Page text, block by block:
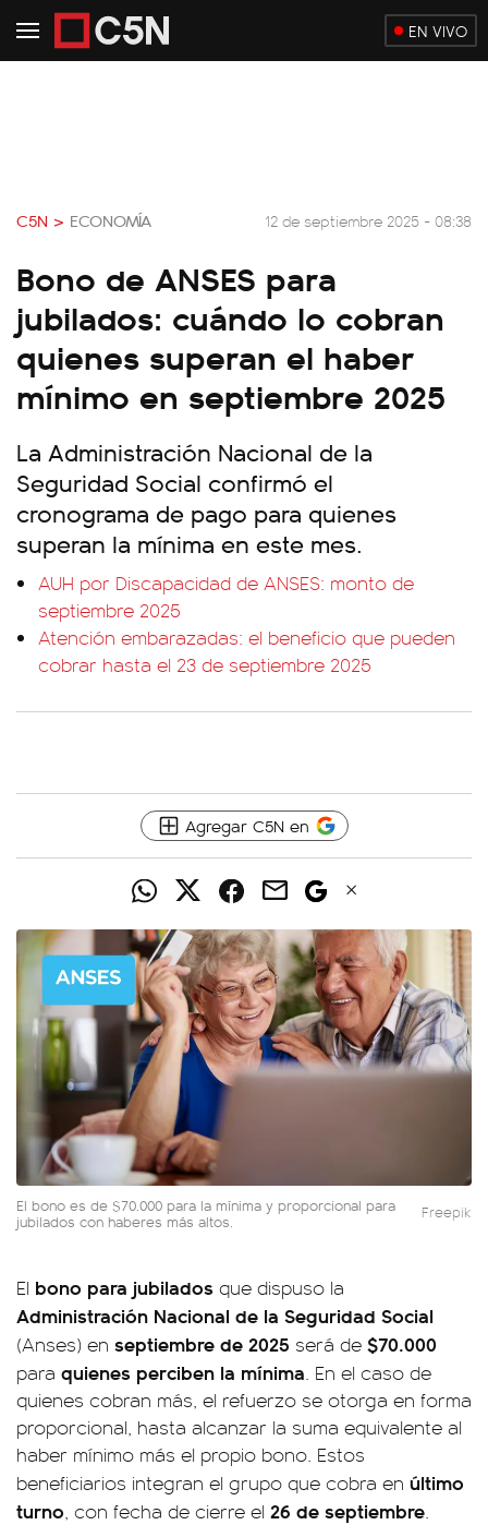
EN VIVO
C5N > ECONOMÍA 12 de septiembre 2025 - 08:38
Bono de ANSES para
jubilados: cuándo lo cobran
quienes superan el haber
mínimo en septiembre 2025
La Administración Nacional de la
Seguridad Social confirmó el
cronograma de pago para quienes
superan la mínima en este mes.
AUH por Discapacidad de ANSES: monto de
septiembre 2025
Atención embarazadas: el beneficio que pueden
cobrar hasta el 23 de septiembre 2025
Agregar C5N en
El bono es de $70.000 para la mínima y proporcional para
jubilados con haberes más altos. Freepik
El bono para jubilados que dispuso la
Administración Nacional de la Seguridad Social
(Anses) en septiembre de 2025 será de $70.000
para quienes perciben la mínima. En el caso de
quienes cobran más, el refuerzo se otorga en forma
proporcional, hasta alcanzar la suma equivalente al
haber mínimo más el propio bono. Estos
beneficiarios integran el grupo que cobra en último
turno, con fecha de cierre el 26 de septiembre.